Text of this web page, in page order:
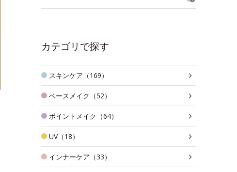
カテゴリで探す
スキンケア（169）
ベースメイク（52）
ポイントメイク（64）
UV（18）
インナーケア（33）